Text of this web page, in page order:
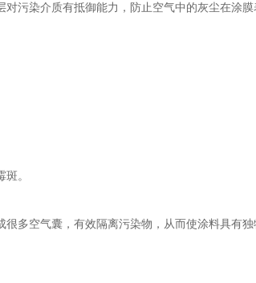
污染介质有抵御能力，防止空气中的灰尘在涂膜
。
多空气囊，有效隔离污染物，从而使涂料具有独